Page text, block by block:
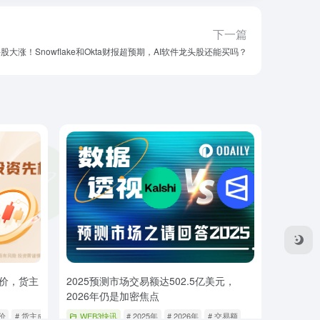
下一篇
大涨！Snowflake和Okta财报超预期，AI软件龙头股还能买吗？
，货主
# 货主成本
2025预测市场交易额达502.5亿美元，
2026年仍是加密焦点
WEB3快讯 # 2025年 # 2026年 # 交易额